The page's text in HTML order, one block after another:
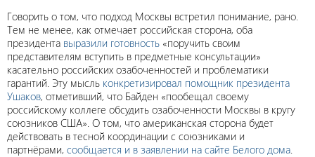
Говорить о том, что подход Москвы встретил понимание, рано.
Тем не менее, как отмечает российская сторона, оба
президента выразили готовность «поручить своим
представителям вступить в предметные консультации»
касательно российских озабоченностей и проблематики
гарантий. Эту мысль конкретизировал помощник президента
Ушаков, отметивший, что Байден «пообещал своему
российскому коллеге обсудить озабоченности Москвы в кругу
союзников США». О том, что американская сторона будет
действовать в тесной координации с союзниками и
партнёрами, сообщается и в заявлении на сайте Белого дома.